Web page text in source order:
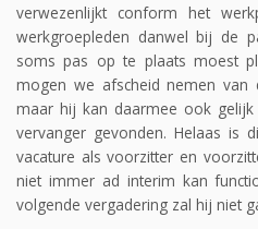
verwezenlijkt conform het
werkgroepleden danwel bij de
soms pas op te plaats moest
mogen we afscheid nemen van
maar hij kan daarmee ook
vervanger gevonden. Helaas is
vacature als voorzitter en
niet immer ad interim kan
volgende vergadering zal hij niet